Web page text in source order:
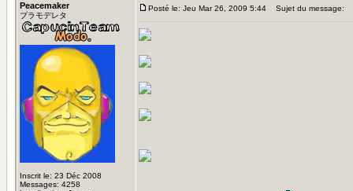
Peacemaker
プラモデレタ
Inscrit le: 23 Déc 2008
Messages: 4258
Posté le: Jeu Mar 26, 2009 5:44 Sujet du message: